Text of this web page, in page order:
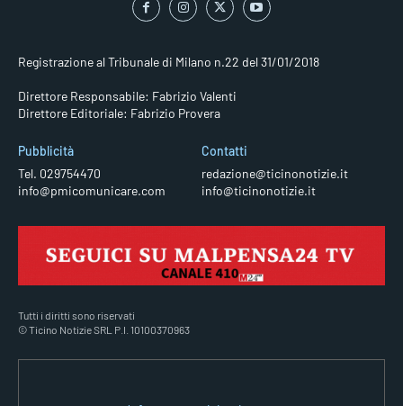
Registrazione al Tribunale di Milano n.22 del 31/01/2018
Direttore Responsabile: Fabrizio Valenti
Direttore Editoriale: Fabrizio Provera
Pubblicità
Tel. 029754470
info@pmicomunicare.com
Contatti
redazione@ticinonotizie.it
info@ticinonotizie.it
Tutti i diritti sono riservati
© Ticino Notizie SRL P.I. 10100370963